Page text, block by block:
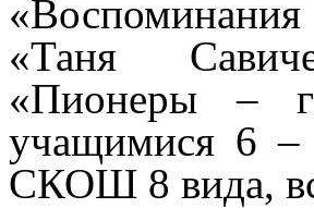
«Таня
«Пионеры –
учащимися
СКОШ 8 вида,